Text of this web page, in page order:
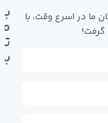
ما در اسرع وقت، با
با